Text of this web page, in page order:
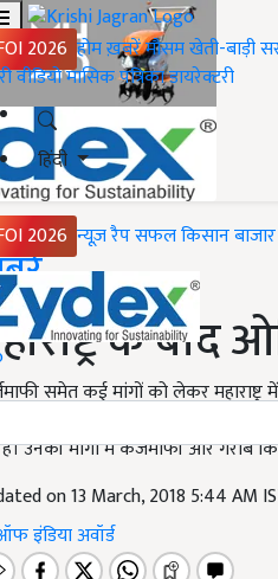
2026 होमख़बरेंमौसमखेती-बाड़ी
वीडियोमासिक पत्रिकाडायरेक्टरी
हिंदी
2026 न्यूज़ रैपसफल किसानबाजार
इंडिया अवॉर्ड
के बाद
समेत कई मांगों को लेकर
उनकी मांगों में कर्जमाफी और गरीब
on 13 March, 2018 5:44 AM